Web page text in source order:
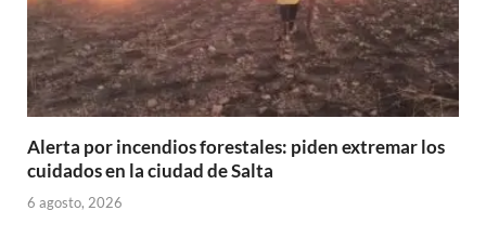
Alerta por incendios forestales: piden extremar los
cuidados en la ciudad de Salta
6 agosto, 2026